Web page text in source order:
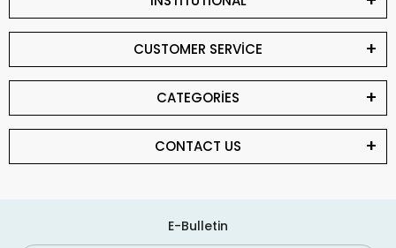
CUSTOMER SERVİCE
CATEGORİES
CONTACT US
E-Bulletin